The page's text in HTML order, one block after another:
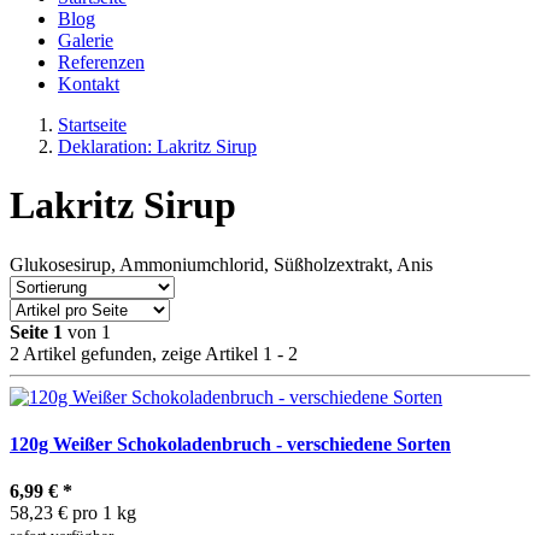
Blog
Galerie
Referenzen
Kontakt
Startseite
Deklaration: Lakritz Sirup
Lakritz Sirup
Glukosesirup, Ammoniumchlorid, Süßholzextrakt, Anis
Seite 1 von 1
2 Artikel gefunden, zeige Artikel 1 - 2
120g Weißer Schokoladenbruch - verschiedene Sorten
6,99 € *
58,23 € pro 1 kg